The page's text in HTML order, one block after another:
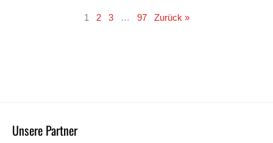
1 2 3 … 97 Zurück »
Unsere Partner